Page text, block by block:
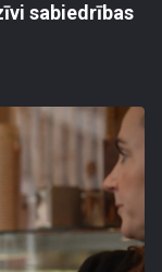
sabiedrības